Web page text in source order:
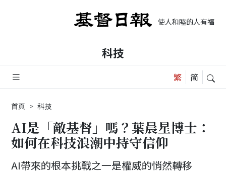
使人和睦的人有福了
科技
首頁 科技
AI是「敵基督」嗎？葉晨星博士：
如何在科技浪潮中持守信仰
AI帶來的根本挑戰之一是權威的悄然轉移